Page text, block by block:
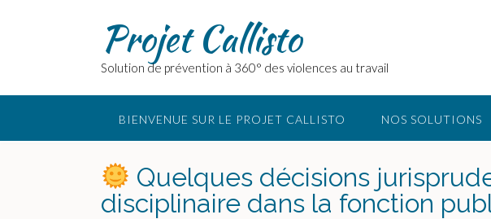
Projet Callisto
Solution de prévention à 360° des violences au travail
BIENVENUE SUR LE PROJET CALLISTO NOS SOLUTIONS
Quelques décisions
disciplinaire dans la fonction